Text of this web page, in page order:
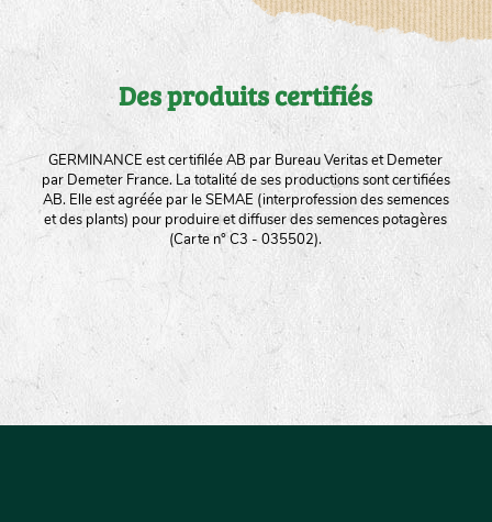
Des produits certifiés
GERMINANCE est certifilée AB par Bureau Veritas et Demeter
par Demeter France. La totalité de ses productions sont certifiées
AB. Elle est agréée par le SEMAE (interprofession des semences
et des plants) pour produire et diffuser des semences potagères
(Carte n° C3 - 035502).